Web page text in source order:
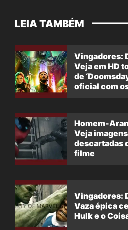
LEIA TAMBÉM
Vingadores:
Veja em HD
de
oficial com
Homem-
Veja
descartadas
filme
Vingadores:
Vaza épica
Hulk e o